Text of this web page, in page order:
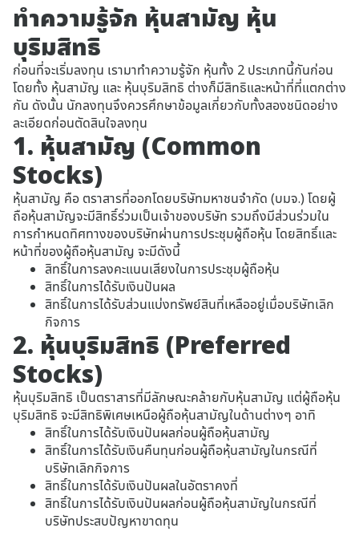
ทำความรู้จัก หุ้นสามัญ หุ้น
บุริมสิทธิ
ก่อนที่จะเริ่มลงทุน เรามาทำความรู้จัก หุ้นทั้ง 2 ประเภทนี้กันก่อน
โดยทั้ง หุ้นสามัญ และ หุ้นบุริมสิทธิ ต่างก็มีสิทธิและหน้าที่ที่แตกต่าง
กัน ดังนั้น นักลงทุนจึงควรศึกษาข้อมูลเกี่ยวกับทั้งสองชนิดอย่าง
ละเอียดก่อนตัดสินใจลงทุน
1. หุ้นสามัญ (Common
Stocks)
หุ้นสามัญ คือ ตราสารที่ออกโดยบริษัทมหาชนจำกัด (บมจ.) โดยผู้
ถือหุ้นสามัญจะมีสิทธิ์ร่วมเป็นเจ้าของบริษัท รวมถึงมีส่วนร่วมใน
การกำหนดทิศทางของบริษัทผ่านการประชุมผู้ถือหุ้น โดยสิทธิ์และ
หน้าที่ของผู้ถือหุ้นสามัญ จะมีดังนี้
สิทธิ์ในการลงคะแนนเสียงในการประชุมผู้ถือหุ้น
สิทธิ์ในการได้รับเงินปันผล
สิทธิ์ในการได้รับส่วนแบ่งทรัพย์สินที่เหลืออยู่เมื่อบริษัทเลิก
กิจการ
2. หุ้นบุริมสิทธิ (Preferred
Stocks)
หุ้นบุริมสิทธิ เป็นตราสารที่มีลักษณะคล้ายกับหุ้นสามัญ แต่ผู้ถือหุ้น
บุริมสิทธิ จะมีสิทธิพิเศษเหนือผู้ถือหุ้นสามัญในด้านต่างๆ อาทิ
สิทธิ์ในการได้รับเงินปันผลก่อนผู้ถือหุ้นสามัญ
สิทธิ์ในการได้รับเงินคืนทุนก่อนผู้ถือหุ้นสามัญในกรณีที่
บริษัทเลิกกิจการ
สิทธิ์ในการได้รับเงินปันผลในอัตราคงที่
สิทธิ์ในการได้รับเงินปันผลก่อนผู้ถือหุ้นสามัญในกรณีที่
บริษัทประสบปัญหาขาดทุน